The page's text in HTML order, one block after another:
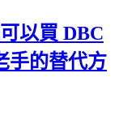
以買 DBC
手的替代方